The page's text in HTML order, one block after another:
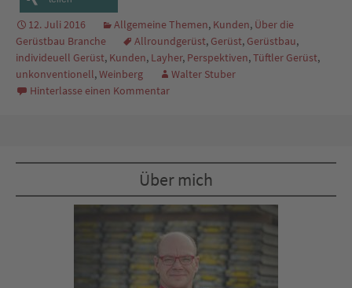
12. Juli 2016 Allgemeine Themen, Kunden, Über die
Gerüstbau Branche
Allroundgerüst, Gerüst, Gerüstbau,
individeuell Gerüst, Kunden, Layher, Perspektiven,Tüftler Gerüst,
unkonventionell,Weinberg
Walter Stuber
Hinterlasse einen Kommentar
Über mich